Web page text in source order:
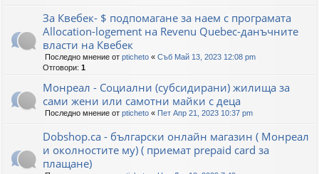
За Квебек- $ подпомагане за наем с програмата
Allocation-logement на Revenu Quebec-данъчните
власти на Квебек
Последно мнение от pticheto « Съб Май 13, 2023 12:08 pm
Отговори: 1
Монреал - Социални (субсидирани) жилища за
сами жени или самотни майки с деца
Последно мнение от pticheto « Пет Апр 21, 2023 10:37 pm
Dobshop.ca - български онлайн магазин ( Монреал
и околностите му) ( приемат prepaid card за
плащане)